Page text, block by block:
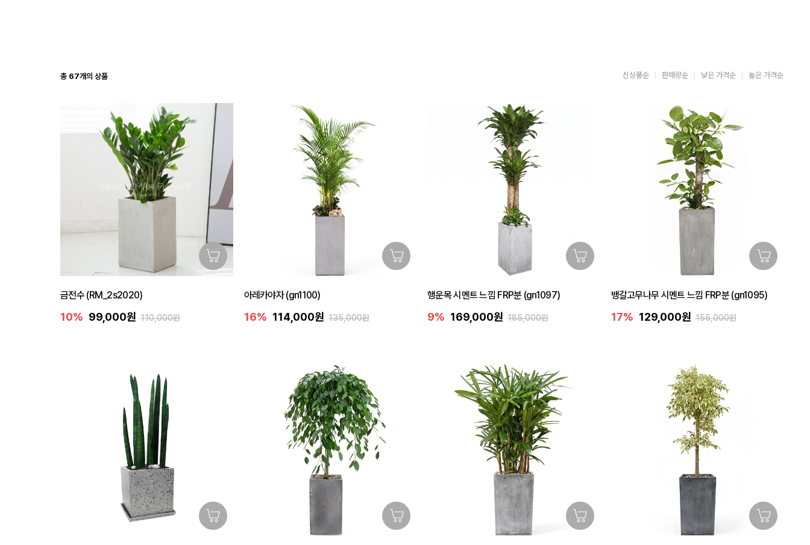
총 67개의 상품 신상품순 판매량순 낮은 가격순 높은 가격순
금전수 (RM_2s2020)
10% 99,000원 110,000원
아레카야자 (gn1100)
16% 114,000원 135,000원
행운목 시멘트 느낌 FRP분 (gn1097)
9% 169,000원 185,000원
뱅갈고무나무 시멘트 느낌 FRP분 (gn1095)
17% 129,000원 155,000원